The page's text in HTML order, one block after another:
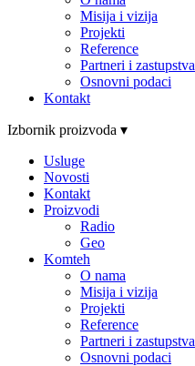
Misija i vizija
Projekti
Reference
Partneri i zastupstva
Osnovni podaci
Kontakt
Izbornik proizvoda ▾
Usluge
Novosti
Kontakt
Proizvodi
Radio
Geo
Komteh
O nama
Misija i vizija
Projekti
Reference
Partneri i zastupstva
Osnovni podaci